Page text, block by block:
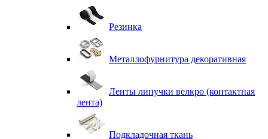
Резинка
Металлофурнитура декоративная
Ленты липучки велкро (контактная
лента)
Подкладочная ткань